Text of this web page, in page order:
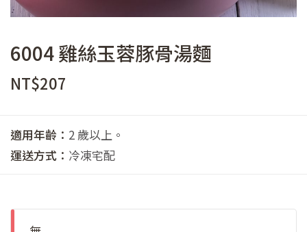
6004 雞絲玉蓉豚骨湯麵
NT$207
適用年齡： 2 歲以上。
運送方式： 冷凍宅配